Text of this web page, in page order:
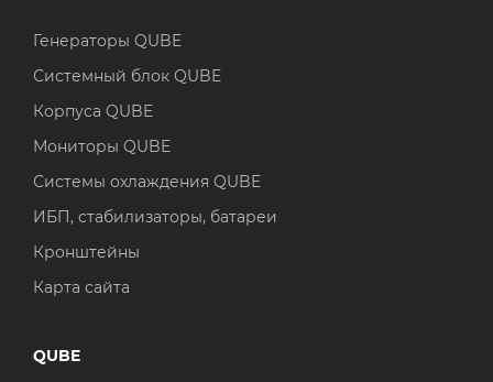
Генераторы QUBE
Системный блок QUBE
Корпуса QUBE
Мониторы QUBE
Системы охлаждения QUBE
ИБП, стабилизаторы, батареи
Кронштейны
Карта сайта
QUBE